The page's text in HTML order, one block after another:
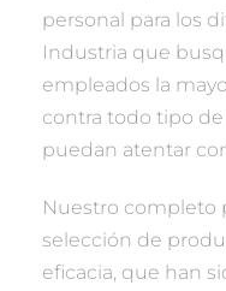
personal para los
Industria que
empleados la
contra todo tipo
puedan atentar
Nuestro completo
selección de
eficacia, que han